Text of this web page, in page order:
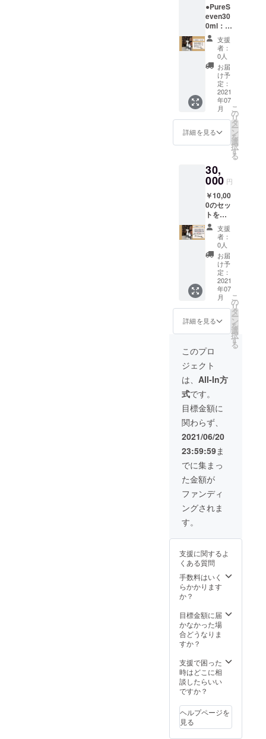
●PureS
even30
0ml：２
本
●PureS
even10
0ml：２
●PureS
even-
α30ml
：２本
●お礼の
メール
●サイト
にお名
載（承
諾者）
※備考欄
に掲載
希望の
お名前
をご入
力くだ
さい。
（例：
福岡
県 山
田）
支援
者：
0人
お届
け予
定：
2021
年07
月
詳細を見る
こ
の
リ
タ
ー
ン
を
選
択
す
る
30,
000 円
￥10,00
0のセッ
トを３
セット
となり
ます。
（ご指
定の３
箇所に
お届け
するこ
とも可
能で
す。発
送の際
内訳を
分割す
ること
はでき
ませ
ん。）
※備考欄
に発送
したい
住所の
記載
（３箇
所ま
で）を
ご入力
くださ
い。
（例：
都道府
番地・
名・部
屋番
号・宛
名） ●
お礼の
●サイト
にお名
前の掲
載（承
※備考欄
に掲載
希望の
お名前
力くだ
さい。
（例：
福岡
支援
者：
0人
お届
け予
定：
2021
年07
月
詳細を見る
こ
の
リ
タ
ー
ン
を
選
択
す
る
このプロ
ジェクト
は、 All-In方
式です。
目標金額に
関わらず、
2021/06/20
23:59:59ま
でに集まっ
た金額が
ファンディ
ングされま
す。
支援に関するよ
くある質問
手数料はいく
らかかります
か？
目標金額に届
かなかった場
合どうなりま
すか？
支援で困った
時はどこに相
談したらいい
ですか？
ヘルプページを
見る